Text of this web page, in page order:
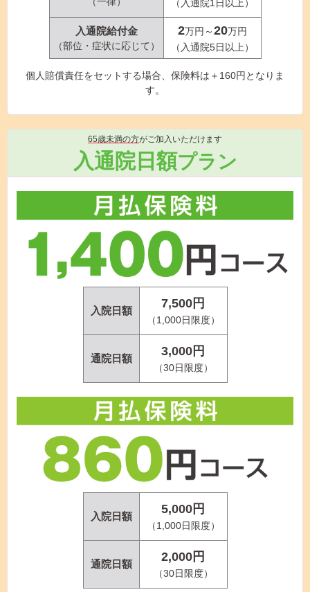
（入通院1日以上）
入通院給付金
（部位・症状に応じて）
2万円～20万円
（入通院5日以上）
個人賠償責任をセットする場合、保険料は＋160円となりま
す。
65歳未満の方がご加入いただけます
入通院日額プラン
入院日額
7,500円
（1,000日限度）
通院日額
3,000円
（30日限度）
入院日額
5,000円
（1,000日限度）
通院日額
2,000円
（30日限度）